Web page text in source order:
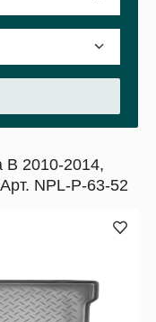
B 2010-2014,
NPL-P-63-52